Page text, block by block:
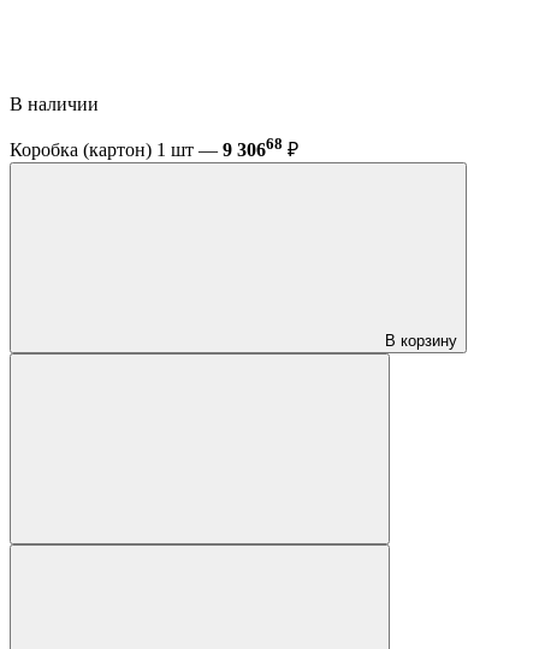
В наличии
Коробка (картон) 1 шт — 9 30668 ₽
В корзину